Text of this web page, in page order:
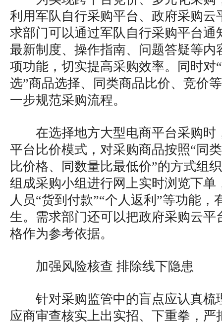
利用军队自行采购平台、政府采购云
求部门可以通过军队自行采购平台通
最新制度、操作指南、问题答疑等内
项功能，切实提高采购效率。同时对
选”商品选择、同类商品比价、竞价
一步规范采购流程。
在选择地方大型电商平台采购时
平台比价模式，对采购商品按照“同
比价格、同数量比最低价”的方式组
组成采购小组进行网上实时浏览下单
人员“货到付款”“个人返利”等功能，
生。需求部门还可以把政府采购云平
格作为参考依据。
加强风险核查 排除线下隐患
针对采购监管中的盲点应认真梳
应商审查核实上出实招、下重拳，严